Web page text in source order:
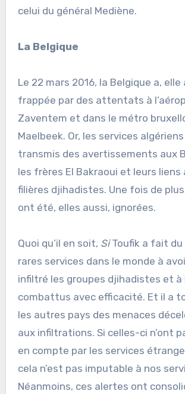
celui du général Mediène.
La Belgique
Le 22 mars 2016, la Belgique a,
frappée par des attentats à
Zaventem et dans le métro
Maelbeek. Or, les services
transmis des avertissements aux
les frères El Bakraoui et leurs liens
filières djihadistes. Une fois de
ont été, elles aussi, ignorées.
Quoi qu’il en soit, SiToufik a fait du
rares services dans le monde à
infiltré les groupes djihadistes et à
combattus avec efficacité. Et il a
les autres pays des menaces
aux infiltrations. Si celles-ci n’ont
en compte par les services
cela n’est pas imputable à nos
Néanmoins, ces alertes ont